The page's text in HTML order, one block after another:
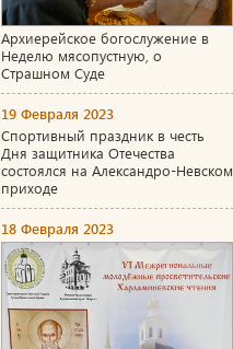
Архиерейское богослужение в
Неделю мясопустную, о
Страшном Суде
19 Февраля 2023
Спортивный праздник в честь
Дня защитника Отечества
состоялся на Александро-Невском
приходе
18 Февраля 2023